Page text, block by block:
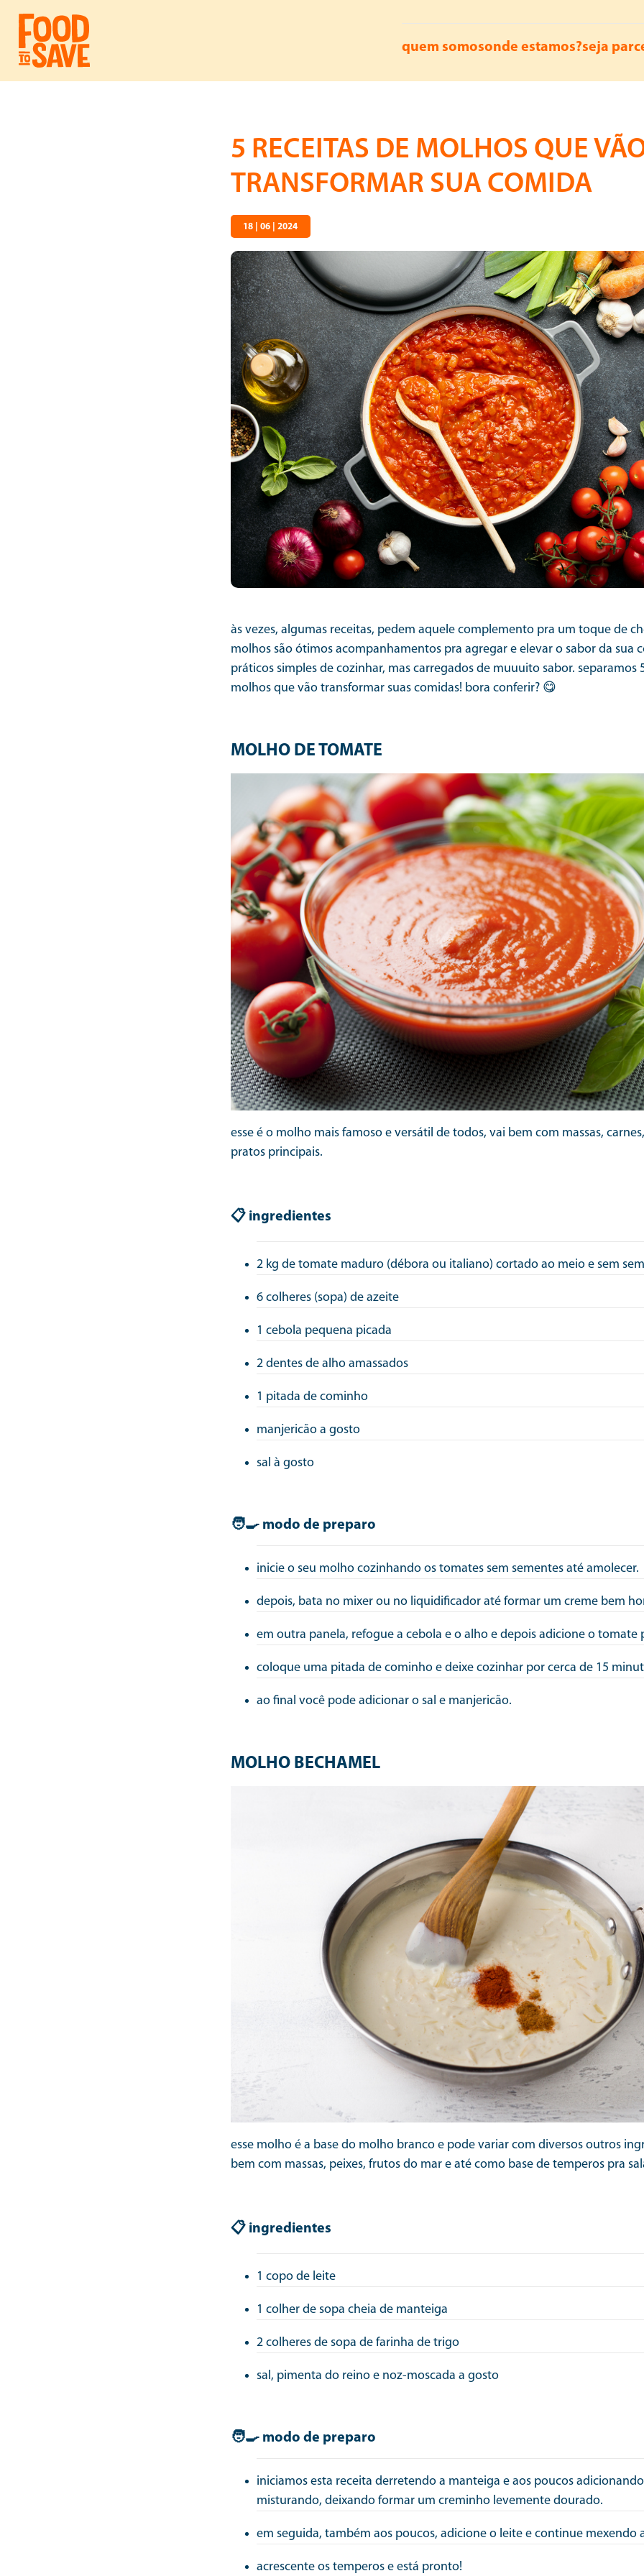
quem somosonde estamos?seja
5 RECEITAS DE MOLHOS QUE
TRANSFORMAR SUA COMIDA
18 | 06 | 2024
às vezes, algumas receitas, pedem aquele complemento pra um toque de
molhos são ótimos acompanhamentos pra agregar e elevar o sabor da sua
práticos simples de cozinhar, mas carregados de muuuito sabor. separamos
molhos que vão transformar suas comidas! bora conferir? 😋
MOLHO DE TOMATE
esse é o molho mais famoso e versátil de todos, vai bem com massas,
pratos principais.
📋 ingredientes
2 kg de tomate maduro (débora ou italiano) cortado ao meio e sem
6 colheres (sopa) de azeite
1 cebola pequena picada
2 dentes de alho amassados
1 pitada de cominho
manjericão a gosto
sal à gosto
🧑‍🍳 modo de preparo
inicie o seu molho cozinhando os tomates sem sementes até amolecer.
depois, bata no mixer ou no liquidificador até formar um creme bem
em outra panela, refogue a cebola e o alho e depois adicione o tomate
coloque uma pitada de cominho e deixe cozinhar por cerca de 15
ao final você pode adicionar o sal e manjericão.
MOLHO BECHAMEL
esse molho é a base do molho branco e pode variar com diversos outros
bem com massas, peixes, frutos do mar e até como base de temperos pra
📋 ingredientes
1 copo de leite
1 colher de sopa cheia de manteiga
2 colheres de sopa de farinha de trigo
sal, pimenta do reino e noz-moscada a gosto
🧑‍🍳 modo de preparo
iniciamos esta receita derretendo a manteiga e aos poucos
misturando, deixando formar um creminho levemente dourado.
em seguida, também aos poucos, adicione o leite e continue mexendo
acrescente os temperos e está pronto!